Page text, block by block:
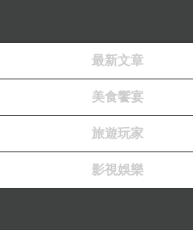
最新文章
美食饗宴
旅遊玩家
影視娛樂